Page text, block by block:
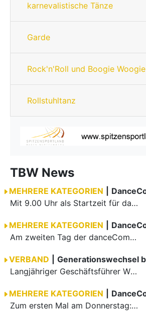
karnevalistische Tänze
Garde
Rock'n'Roll und Boogie Woogie
Rollstuhltanz
TBW News
MEHRERE KATEGORIEN
Mit 9.00 Uhr als Startzeit für das erste Turnier am danceComp-Samstag war eine Teilnahme bei vielen Paaren einem sehr frühen Aufstehen verbunden. Ein motiviertes Team in der Turnierleitung sowie höchst…
MEHRERE KATEGORIEN
Am zweiten Tag der danceComp starteten die Turniere im großen Saal. Den Auftakt machte das größte Feld des Wochenendes: Im WDSF Open Senior III Standard gingen 141 Paare aufs Parkett.
VERBAND
Langjähriger Geschäftsführer Wilfried Scheible übergibt Verantwortung an Stephen Harnisch und Bernd Roßnagel Stuttgart, den 30. Juni 2026.
MEHRERE KATEGORIEN
Zum ersten Mal am Donnerstag: erster Tag der danceComp